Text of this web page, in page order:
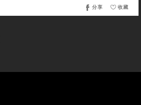
收藏
分享